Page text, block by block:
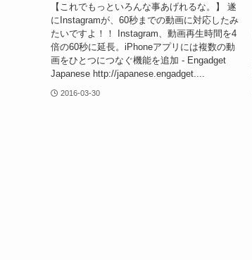
【これでもっといろんな事あげれるな。】 遂
にInstagramが、60秒までの動画に対応したみ
たいですよ！！ Instagram、動画再生時間を4
倍の60秒に延長。iPhoneアプリには複数の動
画をひとつにつなぐ機能を追加 - Engadget
Japanese http://japanese.engadget....
2016-03-30